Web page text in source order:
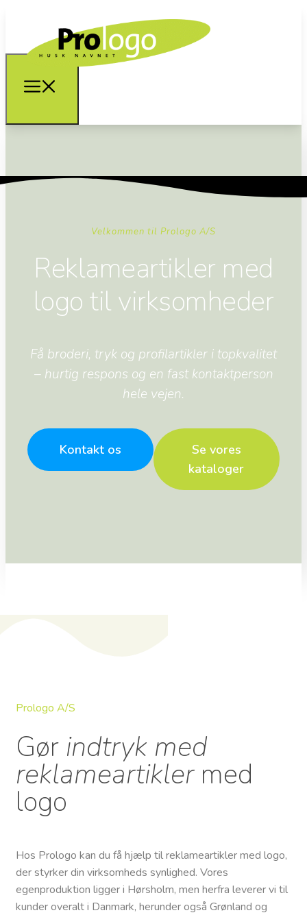
Velkommen til Prologo A/S
Reklameartikler med
logo til virksomheder
Få broderi, tryk og profilartikler i topkvalitet
– hurtig respons og en fast kontaktperson
hele vejen.
Kontakt os
Se vores
kataloger
Prologo A/S
Gør indtryk med
reklameartiklermed
logo
Hos Prologo kan du få hjælp til reklameartikler med logo,
der styrker din virksomheds synlighed. Vores
egenproduktion ligger i Hørsholm, men herfra leverer vi til
kunder overalt i Danmark, herunder også Grønland og